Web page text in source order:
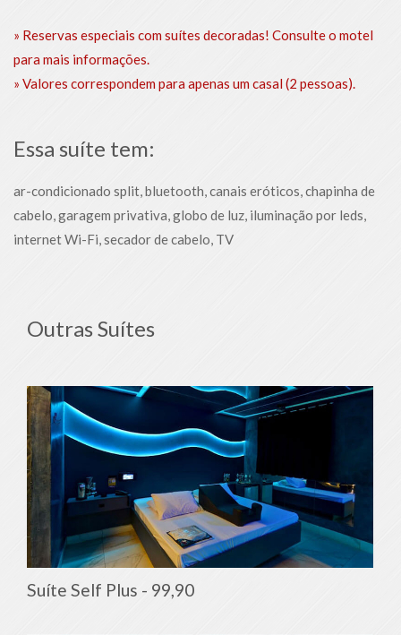
» Reservas especiais com suítes decoradas! Consulte o motel
para mais informações.
» Valores correspondem para apenas um casal (2 pessoas).
Essa suíte tem:
ar-condicionado split, bluetooth, canais eróticos, chapinha de
cabelo, garagem privativa, globo de luz, iluminação por leds,
internet Wi-Fi, secador de cabelo, TV
Outras Suítes
Suíte Self Plus - 99,90